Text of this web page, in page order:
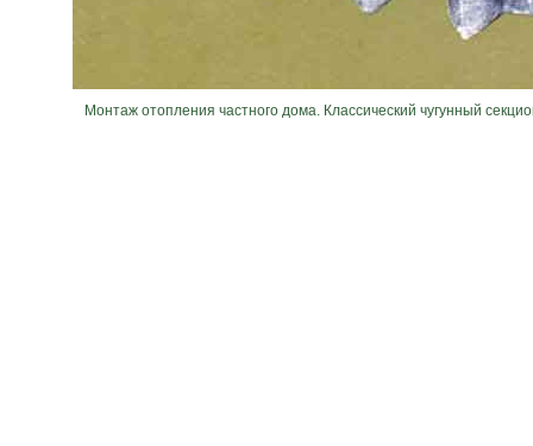
Монтаж отопления частного дома. Классический чугунный